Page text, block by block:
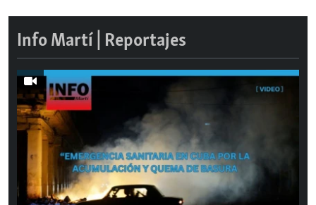
Info Martí | Reportajes